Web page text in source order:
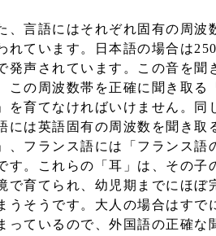
、言語にはそれぞれ固有の周波
れています。日本語の場合は
発声されています。この音を聞
この周波数帯を正確に聞き取る
を育てなければいけません。同
には英語固有の周波数を聞き取
、フランス語には「フランス語
す。これらの「耳」は、その子
で育てられ、幼児期までにほぼ
うそうです。大人の場合はすで
っているので、外国語の正確な